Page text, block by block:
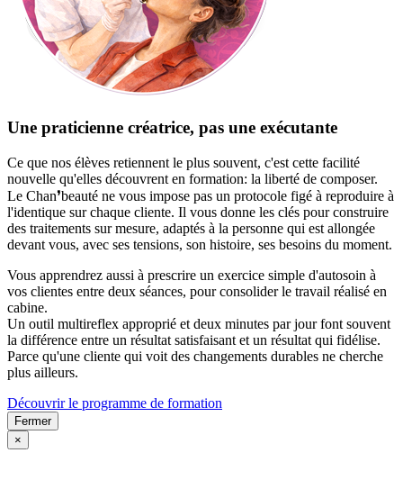
Une praticienne créatrice, pas une exécutante
Ce que nos élèves retiennent le plus souvent, c'est cette facilité
nouvelle qu'elles découvrent en formation: la liberté de composer.
Le Chan❜beauté ne vous impose pas un protocole figé à reproduire à
l'identique sur chaque cliente. Il vous donne les clés pour construire
des traitements sur mesure, adaptés à la personne qui est allongée
devant vous, avec ses tensions, son histoire, ses besoins du moment.
Vous apprendrez aussi à prescrire un exercice simple d'autosoin à
vos clientes entre deux séances, pour consolider le travail réalisé en
cabine.
Un outil multireflex approprié et deux minutes par jour font souvent
la différence entre un résultat satisfaisant et un résultat qui fidélise.
Parce qu'une cliente qui voit des changements durables ne cherche
plus ailleurs.
Découvrir le programme de formation
Fermer
×